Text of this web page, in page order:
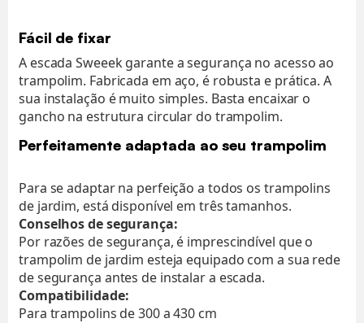
Fácil de fixar
A escada Sweeek garante a segurança no acesso ao
trampolim. Fabricada em aço, é robusta e prática. A
sua instalação é muito simples. Basta encaixar o
gancho na estrutura circular do trampolim.
Perfeitamente adaptada ao seu trampolim
Para se adaptar na perfeição a todos os trampolins
de jardim, está disponível em três tamanhos.
Conselhos de segurança:
Por razões de segurança, é imprescindível que o
trampolim de jardim esteja equipado com a sua rede
de segurança antes de instalar a escada.
Compatibilidade:
Para trampolins de 300 a 430 cm